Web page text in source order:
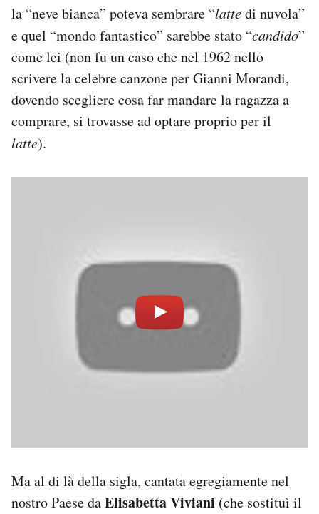
la “neve bianca” poteva sembrare “lattedi nuvola”
e quel “mondo fantastico” sarebbe stato “candido”
come lei (non fu un caso che nel 1962 nello
scrivere la celebre canzone per Gianni Morandi,
dovendo scegliere cosa far mandare la ragazza a
comprare, si trovasse ad optare proprio per il
latte).
Ma al di là della sigla, cantata egregiamente nel
nostro Paese daElisabetta Viviani (che sostituì il